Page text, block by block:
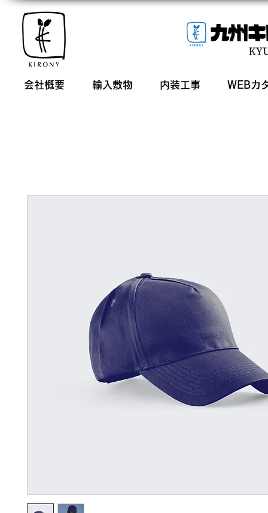
会社概要 輸入敷物 内装工事 WEBカ